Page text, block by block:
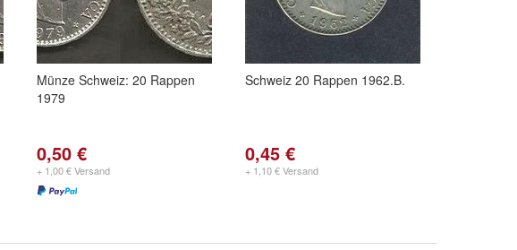
Münze Schweiz: 20 Rappen
1979
0,50 €
+ 1,00 € Versand
Schweiz 20 Rappen 1962.B.
0,45 €
+ 1,10 € Versand